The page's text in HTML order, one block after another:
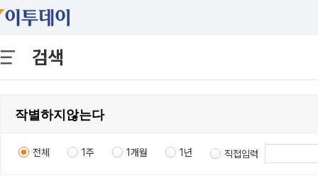
검색
전체 1주 1개월 1년 직접입력